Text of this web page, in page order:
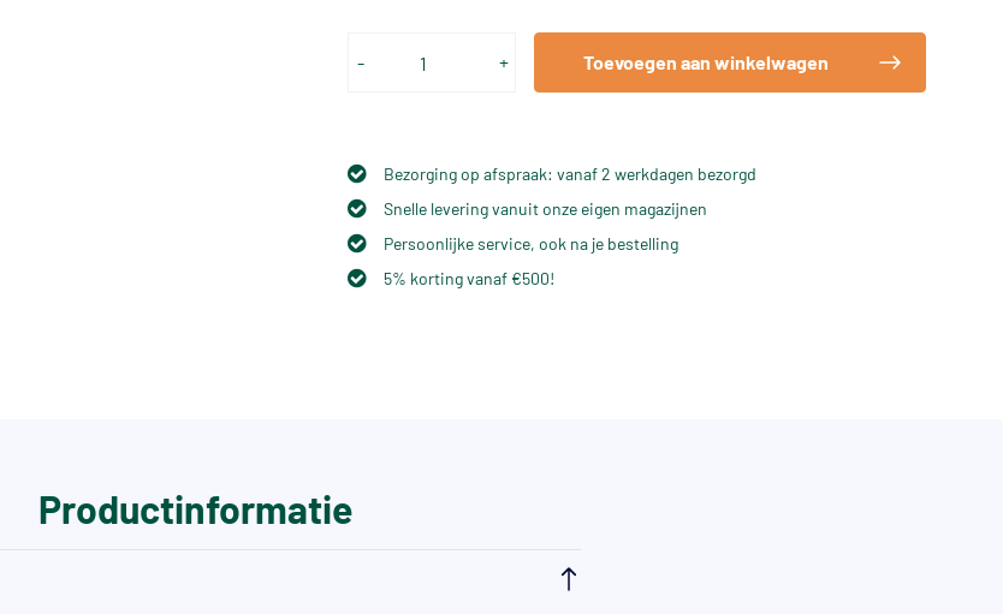
- + Toevoegen aan winkelwagen
Bezorging op afspraak: vanaf 2 werkdagen bezorgd
Snelle levering vanuit onze eigen magazijnen
Persoonlijke service, ook na je bestelling
5% korting vanaf €500!
Productinformatie